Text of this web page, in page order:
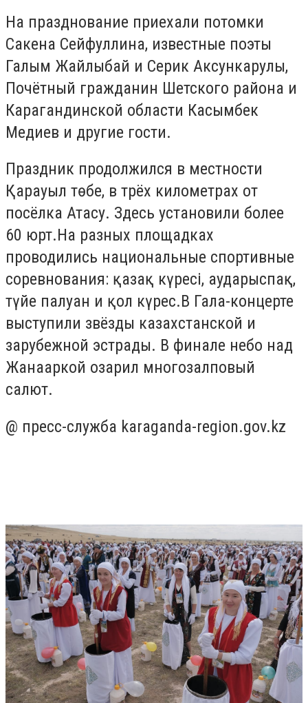
На празднование приехали потомки
Сакена Сейфуллина, известные поэты
Галым Жайлыбай и Серик Аксункарулы,
Почётный гражданин Шетского района и
Карагандинской области Касымбек
Медиев и другие гости.
Праздник продолжился в местности
Қарауыл төбе, в трёх километрах от
посёлка Атасу. Здесь установили более
60 юрт.На разных площадках
проводились национальные спортивные
соревнования: қазақ күресі, аударыспақ,
түйе палуан и қол күрес.В Гала-концерте
выступили звёзды казахстанской и
зарубежной эстрады. В финале небо над
Жанааркой озарил многозалповый
салют.
@ пресс-служба karaganda-region.gov.kz